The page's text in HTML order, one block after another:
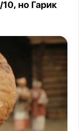
10, но Гарик